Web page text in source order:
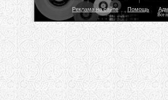
Реклама на сайте Помощь
Все